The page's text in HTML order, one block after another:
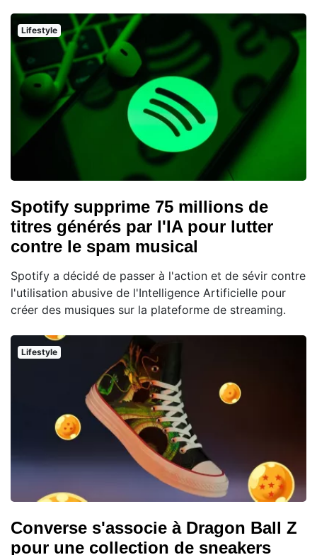
Lifestyle
Spotify supprime 75 millions de
titres générés par l'IA pour lutter
contre le spam musical
Spotify a décidé de passer à l'action et de sévir contre
l'utilisation abusive de l'Intelligence Artificielle pour
créer des musiques sur la plateforme de streaming.
Lifestyle
Converse s'associe à Dragon Ball Z
pour une collection de sneakers